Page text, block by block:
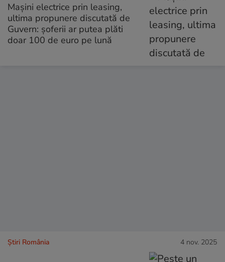
Mașini electrice prin leasing,
ultima propunere discutată de
Guvern: șoferii ar putea plăti
doar 100 de euro pe lună
Știri România 4 nov. 2025